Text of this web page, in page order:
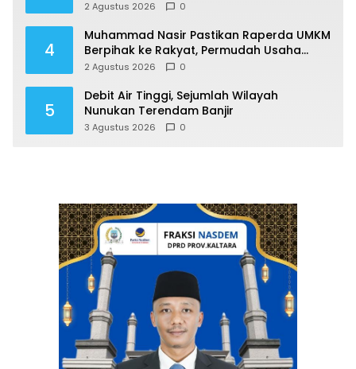
Gemar Berolahraga
2 Agustus 2026 0
4
Muhammad Nasir Pastikan Raperda UMKM
Berpihak ke Rakyat, Permudah Usaha
hingga Perluas Pasar
2 Agustus 2026 0
5
Debit Air Tinggi, Sejumlah Wilayah
Nunukan Terendam Banjir
3 Agustus 2026 0